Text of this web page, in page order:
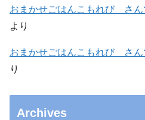
おまかせごはんこもれび さん
より
おまかせごはんこもれび さん
り
Archives